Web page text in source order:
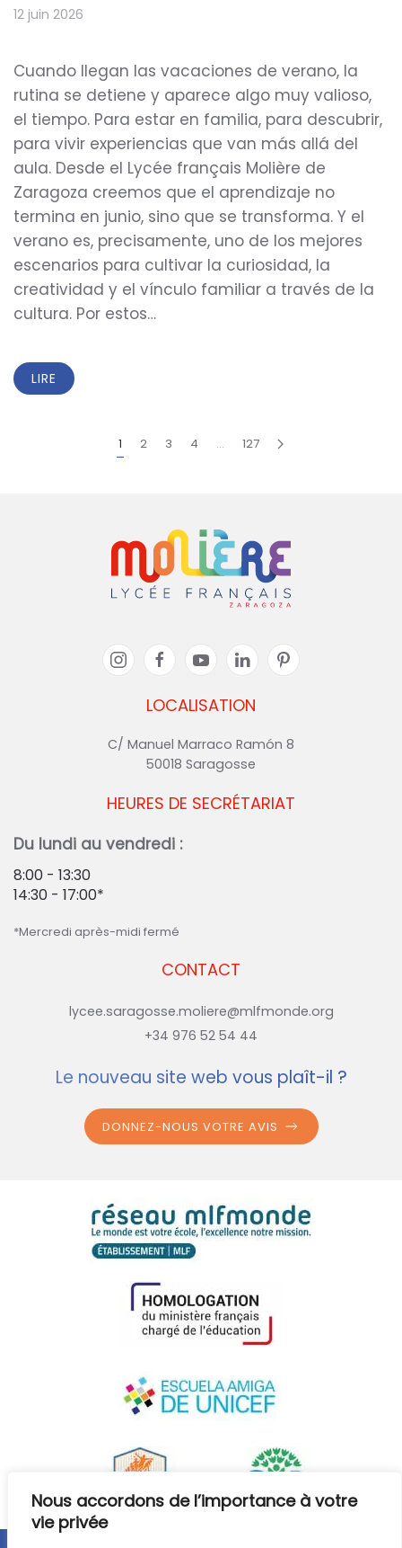
Nous accordons de l’importance à votre
vie privée
12 juin 2026
Cuando llegan las vacaciones de verano, la
rutina se detiene y aparece algo muy valioso,
el tiempo. Para estar en familia, para descubrir,
para vivir experiencias que van más allá del
aula. Desde el Lycée français Molière de
Zaragoza creemos que el aprendizaje no
termina en junio, sino que se transforma. Y el
verano es, precisamente, uno de los mejores
escenarios para cultivar la curiosidad, la
creatividad y el vínculo familiar a través de la
cultura. Por estos…
LIRE
1 2 3 4 … 127
LOCALISATION
C/ Manuel Marraco Ramón 8
50018 Saragosse
CONTACT
lycee.saragosse.moliere@mlfmonde.org
+34 976 52 54 44
HEURES DE SECRÉTARIAT
Du lundi au vendredi :
8:00 - 13:30
14:30 - 17:00*
*Mercredi après-midi fermé
Le nouveau site web vous plaît-il ?
DONNEZ-NOUS VOTRE AVIS